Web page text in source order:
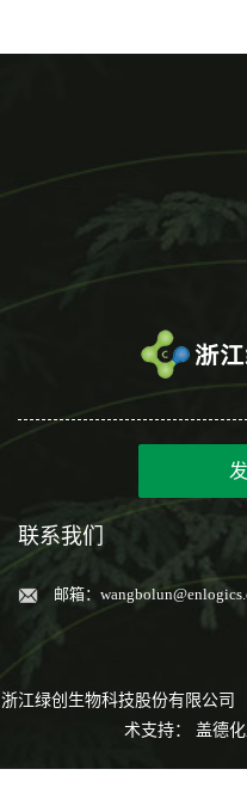
联系我们
邮箱：
浙江绿创生物科技股份有限公司
术支持： 盖德